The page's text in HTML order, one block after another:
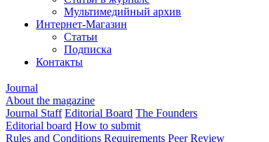
Мультимедийный архив
Интернет-Магазин
Статьи
Подписка
Контакты
Journal
About the magazine
Journal Staff Editorial Board The Founders
Editorial board How to submit
Rules and Conditions Requirements Peer Review